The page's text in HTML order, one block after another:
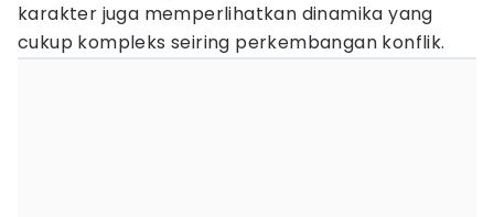
karakter juga memperlihatkan dinamika yang
cukup kompleks seiring perkembangan konflik.